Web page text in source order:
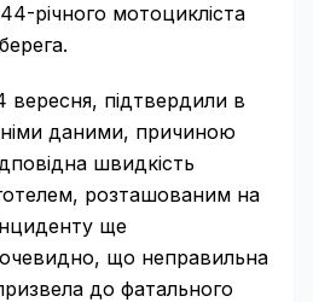
річного мотоцикліста
вересня, підтвердили в
даними, причиною
швидкість
розташованим на
ще
що неправильна
до фатального